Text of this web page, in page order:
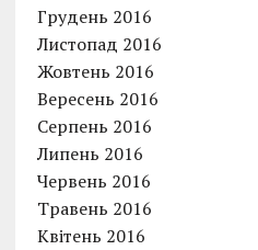
Грудень 2016
Листопад 2016
Жовтень 2016
Вересень 2016
Серпень 2016
Липень 2016
Червень 2016
Травень 2016
Квітень 2016